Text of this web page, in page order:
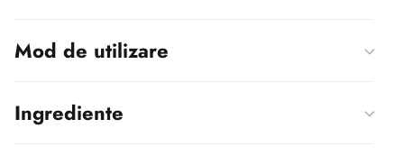
Mod de utilizare
Ingrediente